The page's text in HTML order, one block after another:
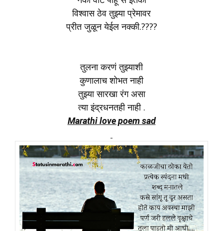
विश्वास ठेव तुझ्या प्रेमावर
प्रीत जुळून येईल नक्की.????
तुलना करणं तुझ्याशी
कुणालाच शोभत नाही
तुझ्या सारखा रंग असा
त्या इंद्रधनतही नाही .
Marathi love poem sad